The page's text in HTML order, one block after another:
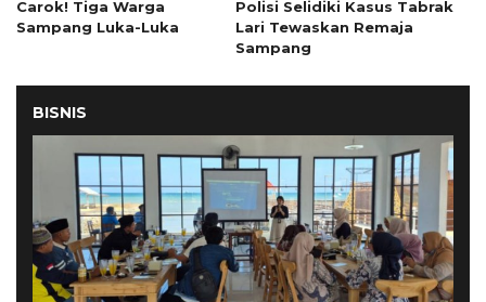
Carok! Tiga Warga
Sampang Luka-Luka
Polisi Selidiki Kasus Tabrak
Lari Tewaskan Remaja
Sampang
BISNIS